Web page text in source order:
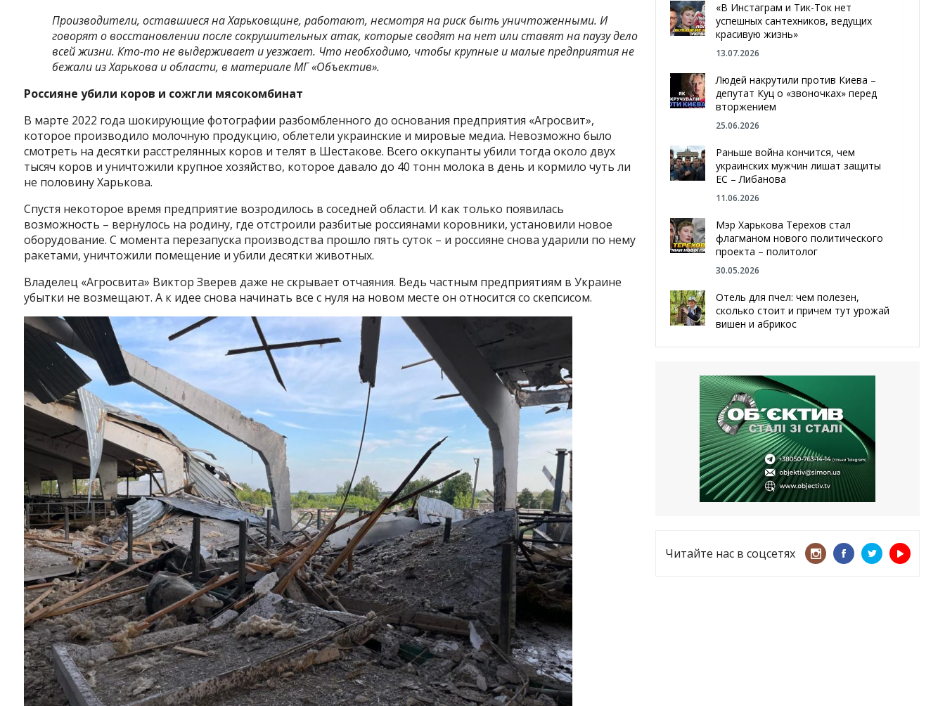
Производители, оставшиеся на Харьковщине, работают, несмотря на риск быть уничтоженными. И
говорят о восстановлении после сокрушительных атак, которые сводят на нет или ставят на паузу дело
всей жизни. Кто-то не выдерживает и уезжает. Что необходимо, чтобы крупные и малые предприятия не
бежали из Харькова и области, в материале МГ «Объектив».
Россияне убили коров и сожгли мясокомбинат
В марте 2022 года шокирующие фотографии разбомбленного до основания предприятия «Агросвит»,
которое производило молочную продукцию, облетели украинские и мировые медиа. Невозможно было
смотреть на десятки расстрелянных коров и телят в Шестакове. Всего оккупанты убили тогда около двух
тысяч коров и уничтожили крупное хозяйство, которое давало до 40 тонн молока в день и кормило чуть ли
не половину Харькова.
Спустя некоторое время предприятие возродилось в соседней области. И как только появилась
возможность – вернулось на родину, где отстроили разбитые россиянами коровники, установили новое
оборудование. С момента перезапуска производства прошло пять суток – и россияне снова ударили по нему
ракетами, уничтожили помещение и убили десятки животных.
Владелец «Агросвита» Виктор Зверев даже не скрывает отчаяния. Ведь частным предприятиям в Украине
убытки не возмещают. А к идее снова начинать все с нуля на новом месте он относится со скепсисом.
«В Инстаграм и Тик-Ток нет
успешных сантехников, ведущих
красивую жизнь»
13.07.2026
Людей накрутили против Киева –
депутат Куц о «звоночках» перед
вторжением
25.06.2026
Раньше война кончится, чем
украинских мужчин лишат защиты
ЕС – Либанова
11.06.2026
Мэр Харькова Терехов стал
флагманом нового политического
проекта – политолог
30.05.2026
Отель для пчел: чем полезен,
сколько стоит и причем тут урожай
вишен и абрикос
Чугуева, города, который устоял,
несмотря ни на что
21.05.2026
«ТЦК нарушает закон? Пусть
платят!» Как благодаря штрафу
женщину сняли с учета
15.05.2026
Читайте нас в соцсетях
InstagramFacebook
TwitterYoutube